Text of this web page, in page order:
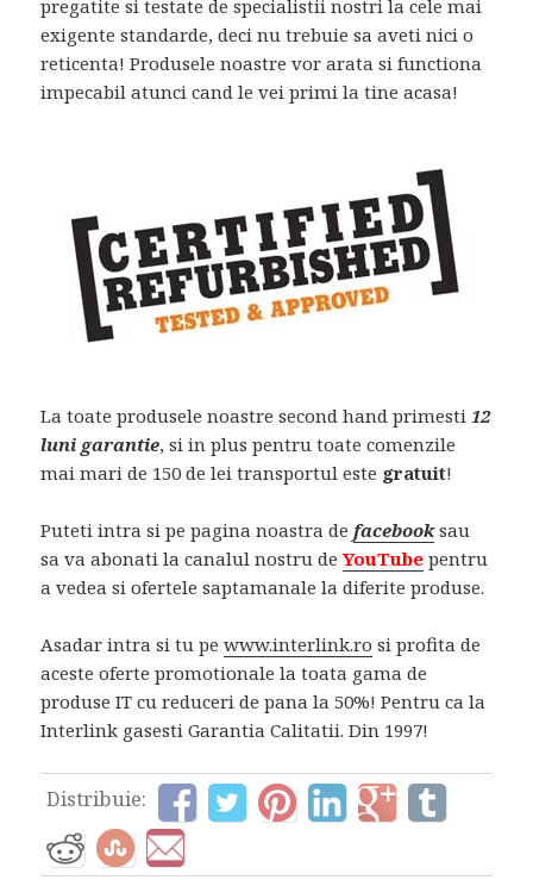
pregatite si testate de specialistii nostri la cele mai
exigente standarde, deci nu trebuie sa aveti nici o
reticenta! Produsele noastre vor arata si functiona
impecabil atunci cand le vei primi la tine acasa!
La toate produsele noastre second hand primesti12
luni garantie, si in plus pentru toate comenzile
mai mari de 150 de lei transportul este gratuit!
Puteti intra si pe pagina noastra defacebooksau
sa va abonati la canalul nostru deYouTube pentru
a vedea si ofertele saptamanale la diferite produse.
Asadar intra si tu pewww.interlink.ro si profita de
aceste oferte promotionale la toata gama de
produse IT cu reduceri de pana la 50%! Pentru ca la
Interlink gasesti Garantia Calitatii. Din 1997!
Distribuie: